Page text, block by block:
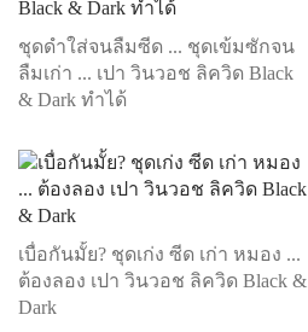
ชุดดำใส่จนลืมซีด ... ชุดเข้มซักจน
ลืมเก่า ... เปา วินวอช ลิควิด Black
& Dark ทำได้
เบื่อกันมั้ย? ชุดเก่ง ซีด เก่า หมอง ...
ต้องลอง เปา วินวอช ลิควิด Black &
Dark